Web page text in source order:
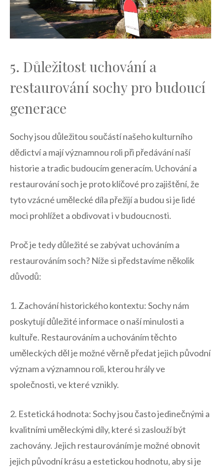
5.‍ Důležitost uchování a
restaurování sochy pro budoucí
‍generace
Sochy jsou důležitou součástí našeho kulturního​
dědictví a mají významnou⁣ roli při‍ předávání⁢ naší
historie a tradic ‌budoucím generacím. Uchování a
restaurování soch ​je‌ proto klíčové pro zajištění, ⁢že
tyto vzácné‌ umělecké díla přežijí a budou ⁣si je⁤ lidé
moci prohlížet​ a obdivovat i v budoucnosti.
Proč je tedy důležité se zabývat uchováním ⁢a
restaurováním soch?⁢ Níže si představíme několik
důvodů:
1. ​Zachování ​historického kontextu: Sochy nám
poskytují důležité informace o naší minulosti a
kultuře. Restaurováním a uchováním těchto
‌uměleckých děl je možné věrně⁤ předat jejich​ původní
význam ⁤a významnou roli, kterou hrály ve
společnosti, ve ​které⁢ vznikly.
2.‍ Estetická hodnota: Sochy jsou často ‍jedinečnými a
⁣kvalitními uměleckými díly, které si zaslouží‌ být
zachovány. Jejich restaurováním je možné obnovit
jejich původní krásu​ a estetickou ⁤hodnotu, aby si je